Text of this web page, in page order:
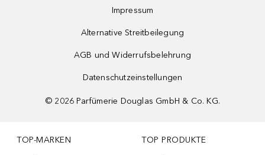
Impressum
Alternative Streitbeilegung
AGB und Widerrufsbelehrung
Datenschutzeinstellungen
© 2026 Parfümerie Douglas GmbH & Co. KG.
TOP-MARKEN TOP PRODUKTE